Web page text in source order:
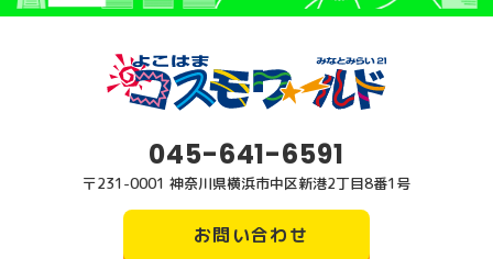
045-641-6591
〒231-0001 神奈川県横浜市中区新港2丁目8番1号
お問い合わせ